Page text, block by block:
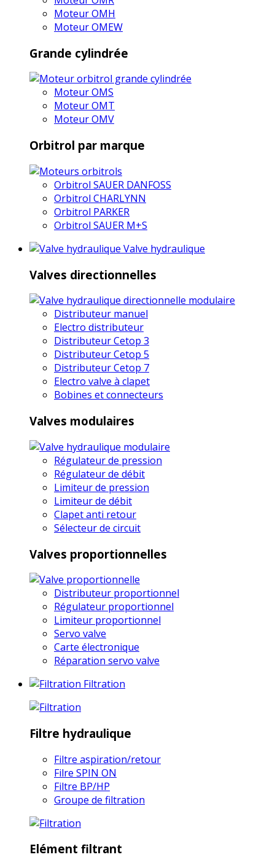
Moteur OMH
Moteur OMEW
Grande cylindrée
Moteur OMS
Moteur OMT
Moteur OMV
Orbitrol par marque
Orbitrol SAUER DANFOSS
Orbitrol CHARLYNN
Orbitrol PARKER
Orbitrol SAUER M+S
Valve hydraulique
Valves directionnelles
Distributeur manuel
Electro distributeur
Distributeur Cetop 3
Distributeur Cetop 5
Distributeur Cetop 7
Electro valve à clapet
Bobines et connecteurs
Valves modulaires
Régulateur de pression
Régulateur de débit
Limiteur de pression
Limiteur de débit
Clapet anti retour
Sélecteur de circuit
Valves proportionnelles
Distributeur proportionnel
Régulateur proportionnel
Limiteur proportionnel
Servo valve
Carte électronique
Réparation servo valve
Filtration
Filtre hydraulique
Filtre aspiration/retour
Filre SPIN ON
Filtre BP/HP
Groupe de filtration
Elément filtrant